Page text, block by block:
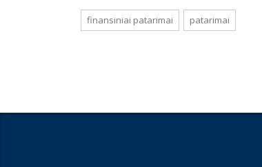
finansiniai patarimai patarimai